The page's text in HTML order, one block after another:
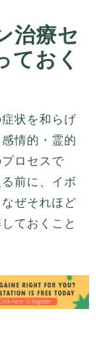
治療セ
ておく
状を和らげ
情的・霊的
ロセスで
前に、イボ
ぜそれほど
ておくこと